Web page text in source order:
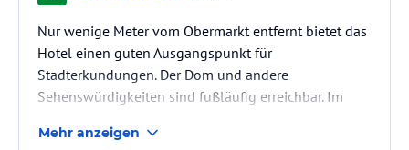
Nur wenige Meter vom Obermarkt entfernt bietet das
Hotel einen guten Ausgangspunkt für
Stadterkundungen. Der Dom und andere
Sehenswürdigkeiten sind fußläufig erreichbar. Im
Weihnachtsmarkt durchgeführt und ist somit sehr
Mehr anzeigen